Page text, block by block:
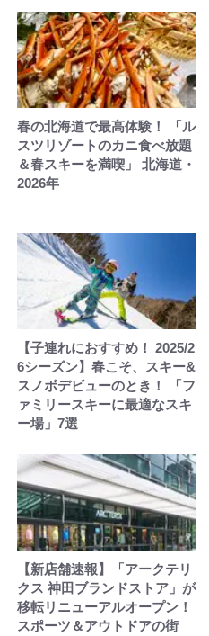
春の北海道で最高体験！ 「ル
スツリゾートのカニ食べ放題
＆春スキーを満喫」 北海道・
2026年
【子連れにおすすめ！ 2025/2
6シーズン】春こそ、スキー&
スノボデビューのとき！ 「フ
ァミリースキーに最適なスキ
ー場」7選
【新店舗速報】「アークテリ
クス 神田ブランドストア」が
移転リニューアルオープン！
スポーツ＆アウトドアの街